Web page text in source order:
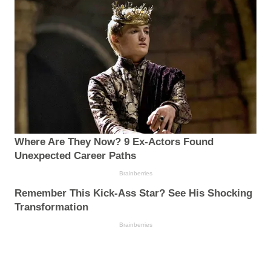
Where Are They Now? 9 Ex-Actors Found
Unexpected Career Paths
Brainberries
Remember This Kick-Ass Star? See His Shocking
Transformation
Brainberries